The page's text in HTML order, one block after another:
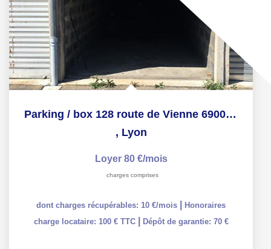
Parking / box 128 route de Vienne 69008 LYON
, Lyon
Loyer 80 €/mois
charges comprises
dont charges récupérables: 10 €/mois
Honoraires
charge locataire: 100 € TTC
Dépôt de garantie: 70 €